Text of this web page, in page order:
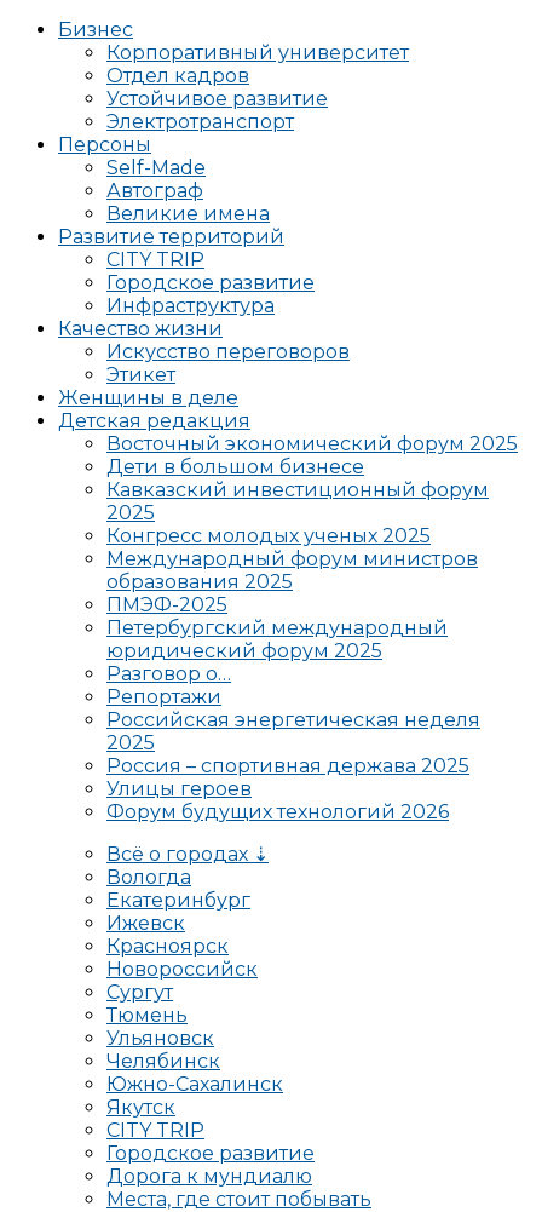
Бизнес
Корпоративный университет
Отдел кадров
Устойчивое развитие
Электротранспорт
Персоны
Self-Made
Автограф
Великие имена
Развитие территорий
CITY TRIP
Городское развитие
Инфраструктура
Качество жизни
Искусство переговоров
Этикет
Женщины в деле
Детская редакция
Восточный экономический форум 2025
Дети в большом бизнесе
Кавказский инвестиционный форум
2025
Конгресс молодых ученых 2025
Международный форум министров
образования 2025
ПМЭФ-2025
Петербургский международный
юридический форум 2025
Разговор о…
Репортажи
Российская энергетическая неделя
2025
Россия – спортивная держава 2025
Улицы героев
Форум будущих технологий 2026
Всё о городах ⇣
Вологда
Екатеринбург
Ижевск
Красноярск
Новороссийск
Сургут
Тюмень
Ульяновск
Челябинск
Южно-Сахалинск
Якутск
CITY TRIP
Городское развитие
Дорога к мундиалю
Места, где стоит побывать